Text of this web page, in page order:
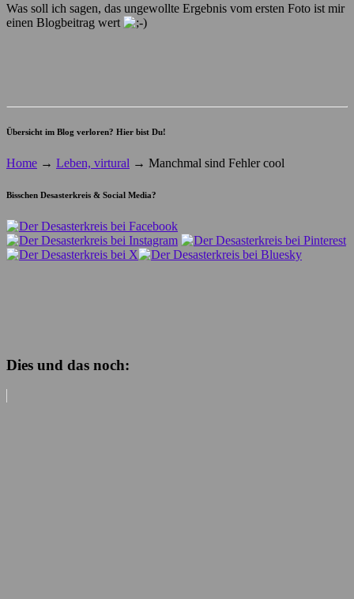
Was soll ich sagen, das ungewollte Ergebnis vom ersten Foto ist mir
einen Blogbeitrag wert
Übersicht im Blog verloren? Hier bist Du!
Home → Leben, virtural → Manchmal sind Fehler cool
Bisschen Desasterkreis & Social Media?
Dies und das noch: